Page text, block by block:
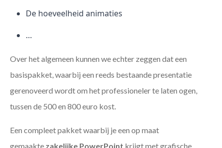
De hoeveelheid animaties
…
Over het algemeen kunnen we echter zeggen dat een
basispakket, waarbij een reeds bestaande presentatie
gerenoveerd wordt om het professioneler te laten ogen,
tussen de 500 en 800 euro kost.
Een compleet pakket waarbij je een op maat
gemaakte zakelijke PowerPoint krijgt met grafische